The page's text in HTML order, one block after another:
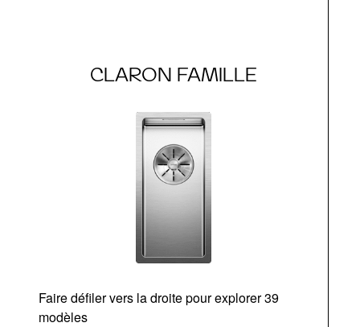
CLARON FAMILLE
Faire défiler vers la droite pour explorer 39
modèles